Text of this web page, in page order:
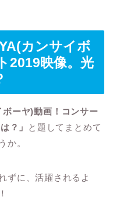
カンサイボ
2019映像。光
ーヤ)動画！コンサー
？」
と題してまとめて
か。
ずに、活躍されるよ